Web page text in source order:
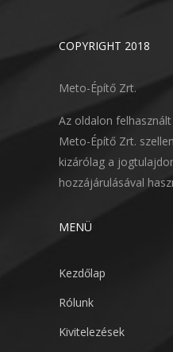
COPYRIGHT 2018
Meto-Építő Zrt.
Az oldalon
Meto-Építő Zrt.
kizárólag a
hozzájárulásával
MENÜ
Kezdőlap
Rólunk
Kivitelezések